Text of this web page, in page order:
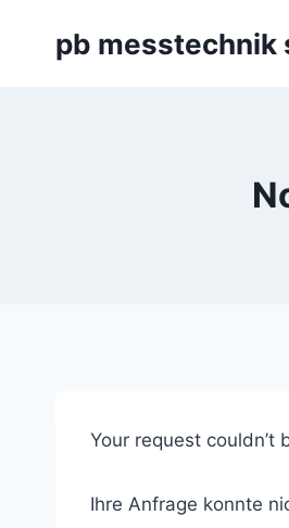
pb messtechnik
Your request couldn’t
Ihre Anfrage konnte